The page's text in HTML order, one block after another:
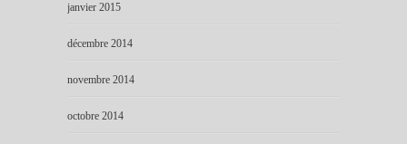
janvier 2015
décembre 2014
novembre 2014
octobre 2014